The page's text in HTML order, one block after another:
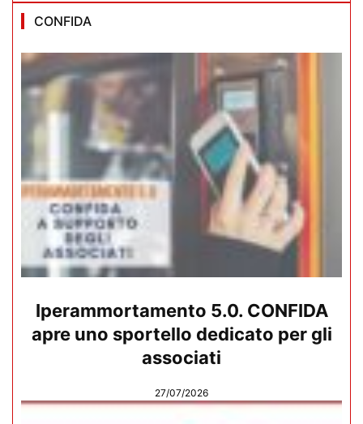
CONFIDA
Iperammortamento 5.0. CONFIDA
apre uno sportello dedicato per gli
associati
27/07/2026